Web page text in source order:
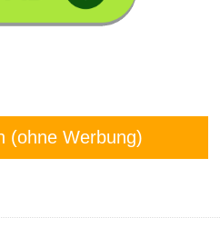
(ohne Werbung)